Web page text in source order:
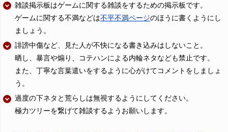
雑談掲示板はゲームに関する雑談をするための掲示板です。
ゲームに関する不満などは不平不満ページのほうに書くようにし
ましょう。
誹謗中傷など、見た人が不快になる書き込みはしないこと。
晒し、暴言や煽り、コテハンによる内輪ネタなども禁止です。
また、丁寧な言葉遣いをするように心がけてコメントをしましょ
う。
過度の下ネタと荒らしは無視するようにしてください。
極力ツリーを繋げて雑談するようお願いします。